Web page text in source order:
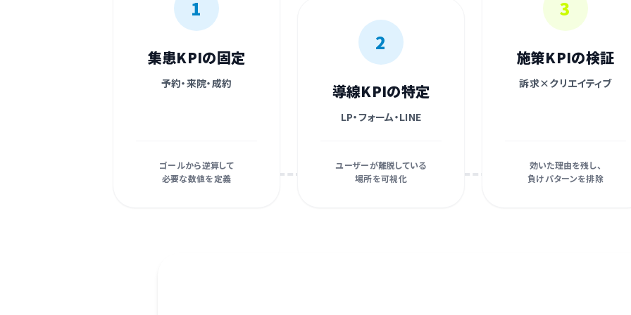
1
集患KPIの固定
予約・来院・成約
ゴールから逆算して
必要な数値を定義
2
導線KPIの特定
LP・フォーム・LINE
ユーザーが離脱している
場所を可視化
3
施策KPIの検証
訴求×クリエイティブ
効いた理由を残し、
負けパターンを排除